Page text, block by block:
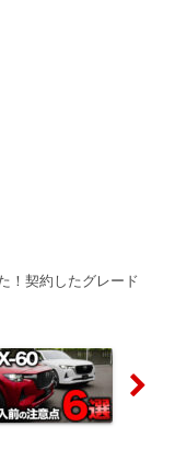
！契約したグレード